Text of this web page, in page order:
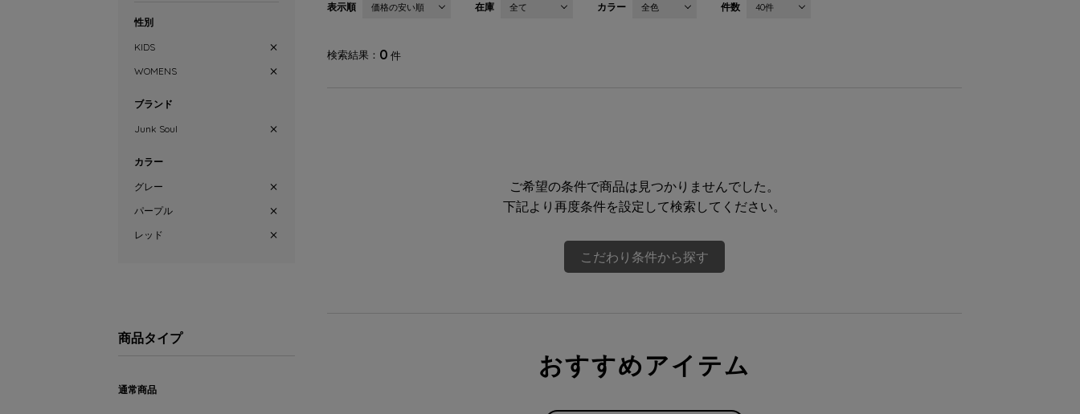
表示順 価格の安い順 在庫 全て カラー 全色 件数 40件
検索結果 0 件
ご希望の条件で商品は見つかりませんでした。
下記より再度条件を設定して検索してください。
こだわり条件から探す
おすすめアイテム
性別
KIDS
WOMENS
ブランド
Junk Soul
カラー
グレー
パープル
レッド
商品タイプ
通常商品